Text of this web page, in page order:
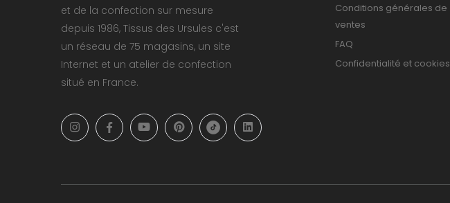
et de la confection sur mesure
depuis 1986, Tissus des Ursules c'est
un réseau de 75 magasins, un site
Internet et un atelier de confection
situé en France.
Conditions générales de
ventes
FAQ
Confidentialité et cookies